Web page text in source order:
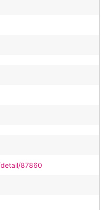
87860